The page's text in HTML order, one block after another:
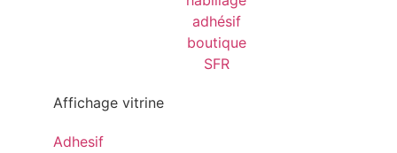
Affichage vitrine
Adhesif